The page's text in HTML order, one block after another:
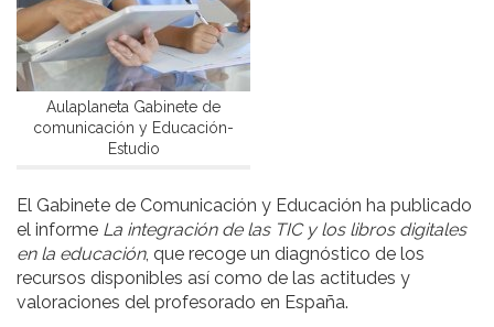
Aulaplaneta Gabinete de
comunicación y Educación-
Estudio
El Gabinete de Comunicación y Educación ha publicado
el informe La integración de las TIC y los libros digitales
en la educación, que recoge un diagnóstico de los
recursos disponibles así como de las actitudes y
valoraciones del profesorado en España.